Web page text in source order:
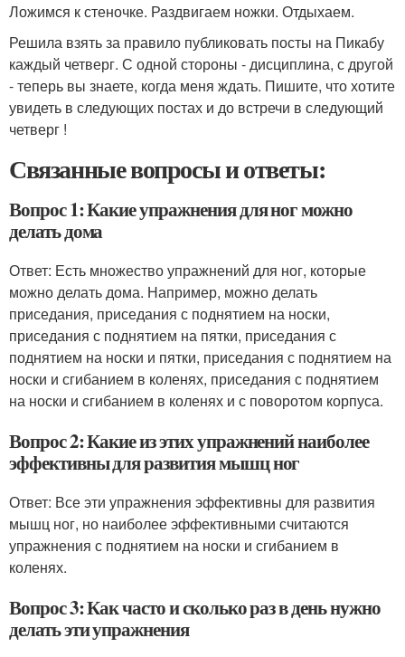
Ложимся к стеночке. Раздвигаем ножки. Отдыхаем.
Решила взять за правило публиковать посты на Пикабу
каждый четверг. С одной стороны - дисциплина, с другой
- теперь вы знаете, когда меня ждать. Пишите, что хотите
увидеть в следующих постах и до встречи в следующий
четверг !
Связанные вопросы и ответы:
Вопрос 1: Какие упражнения для ног можно
делать дома
Ответ: Есть множество упражнений для ног, которые
можно делать дома. Например, можно делать
приседания, приседания с поднятием на носки,
приседания с поднятием на пятки, приседания с
поднятием на носки и пятки, приседания с поднятием на
носки и сгибанием в коленях, приседания с поднятием
на носки и сгибанием в коленях и с поворотом корпуса.
Вопрос 2: Какие из этих упражнений наиболее
эффективны для развития мышц ног
Ответ: Все эти упражнения эффективны для развития
мышц ног, но наиболее эффективными считаются
упражнения с поднятием на носки и сгибанием в
коленях.
Вопрос 3: Как часто и сколько раз в день нужно
делать эти упражнения